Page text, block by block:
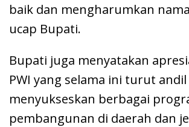
baik dan mengharumkan
ucap Bupati.
Bupati juga menyatakan
PWI yang selama ini turut
menyukseskan berbagai
pembangunan di daerah dan